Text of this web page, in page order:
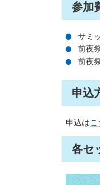
参加
サミ
前夜
前夜
申込
申込はこ
各セ